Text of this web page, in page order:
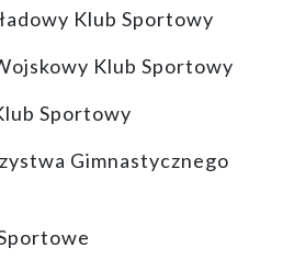
Klub Sportowy
Klub Sportowy
Sportowy
Gimnastycznego